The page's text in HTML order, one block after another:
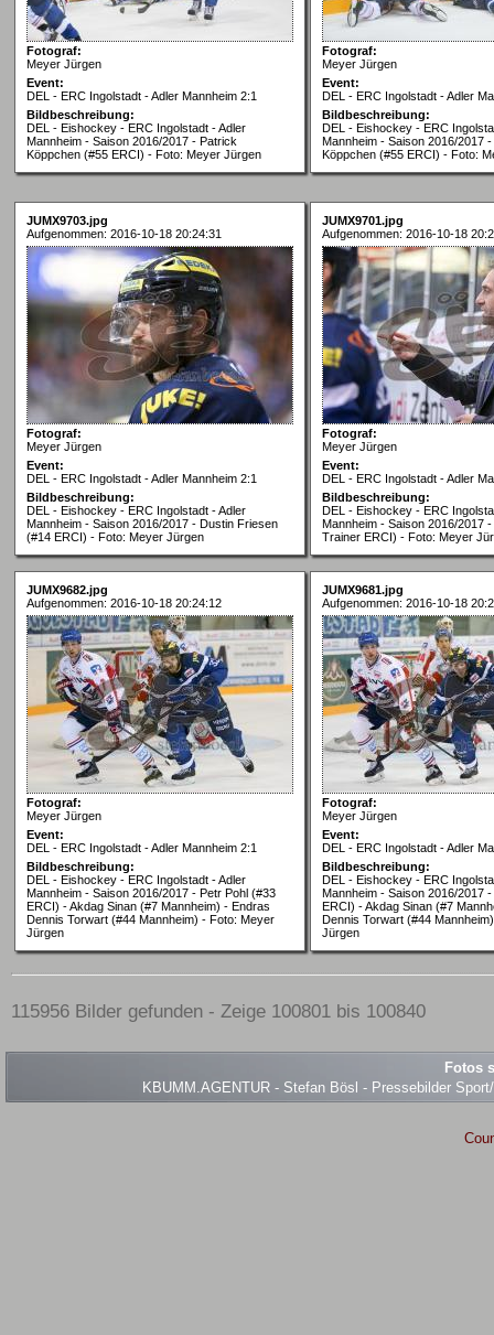
Fotograf:
Meyer Jürgen
Event:
DEL - ERC Ingolstadt - Adler Mannheim 2:1
Bildbeschreibung:
DEL - Eishockey - ERC Ingolstadt - Adler
Mannheim - Saison 2016/2017 - Patrick
Köppchen (#55 ERCI) - Foto: Meyer Jürgen
Fotograf:
Meyer Jürgen
Event:
DEL - ERC Ingolstadt - Adler
Bildbeschreibung:
DEL - Eishockey - ERC
Mannheim - Saison 2016/2017
Köppchen (#55 ERCI) - Foto:
JUMX9703.jpg
Aufgenommen: 2016-10-18 20:24:31
Fotograf:
Meyer Jürgen
Event:
DEL - ERC Ingolstadt - Adler Mannheim 2:1
Bildbeschreibung:
DEL - Eishockey - ERC Ingolstadt - Adler
Mannheim - Saison 2016/2017 - Dustin Friesen
(#14 ERCI) - Foto: Meyer Jürgen
JUMX9701.jpg
Aufgenommen: 2016-10-18
Fotograf:
Meyer Jürgen
Event:
DEL - ERC Ingolstadt - Adler
Bildbeschreibung:
DEL - Eishockey - ERC
Mannheim - Saison 2016/2017
Trainer ERCI) - Foto: Meyer
JUMX9682.jpg
Aufgenommen: 2016-10-18 20:24:12
Fotograf:
Meyer Jürgen
Event:
DEL - ERC Ingolstadt - Adler Mannheim 2:1
Bildbeschreibung:
DEL - Eishockey - ERC Ingolstadt - Adler
Mannheim - Saison 2016/2017 - Petr Pohl (#33
ERCI) - Akdag Sinan (#7 Mannheim) - Endras
Dennis Torwart (#44 Mannheim) - Foto: Meyer
Jürgen
JUMX9681.jpg
Aufgenommen: 2016-10-18
Fotograf:
Meyer Jürgen
Event:
DEL - ERC Ingolstadt - Adler
Bildbeschreibung:
DEL - Eishockey - ERC
Mannheim - Saison 2016/2017
ERCI) - Akdag Sinan (#7
Dennis Torwart (#44
Jürgen
115956 Bilder gefunden - Zeige 100801 bis 100840
Fotos
KBUMM.AGENTUR - Stefan Bösl - Pressebilder